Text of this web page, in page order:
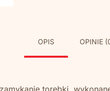
OPIS OPINIE